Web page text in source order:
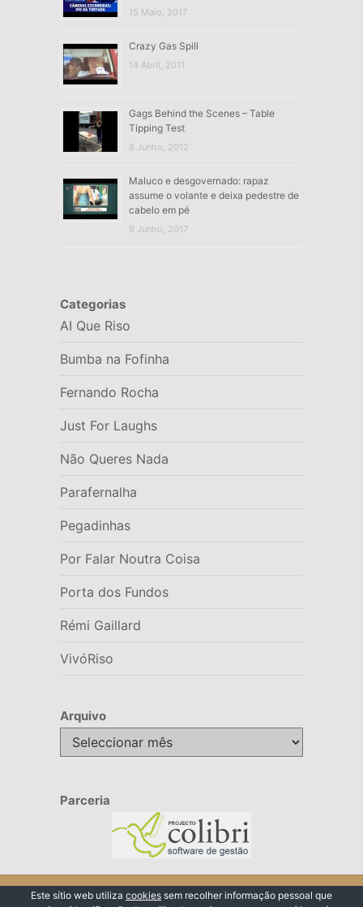
15 Maio, 2017
Crazy Gas Spill
14 Abril, 2011
Gags Behind the Scenes – Table
Tipping Test
8 Junho, 2012
Maluco e desgovernado: rapaz
assume o volante e deixa pedestre de
cabelo em pé
9 Junho, 2017
Categorias
AI Que Riso
Bumba na Fofinha
Fernando Rocha
Just For Laughs
Não Queres Nada
Parafernalha
Pegadinhas
Por Falar Noutra Coisa
Porta dos Fundos
Rémi Gaillard
VivóRiso
Arquivo
Arquivo
Parceria
© 2026 VivóRiso
Este sítio web utiliza cookies sem recolher informação pessoal que